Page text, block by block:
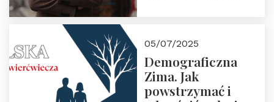
05/07/2025
Demograficzna
Zima. Jak
powstrzymać i